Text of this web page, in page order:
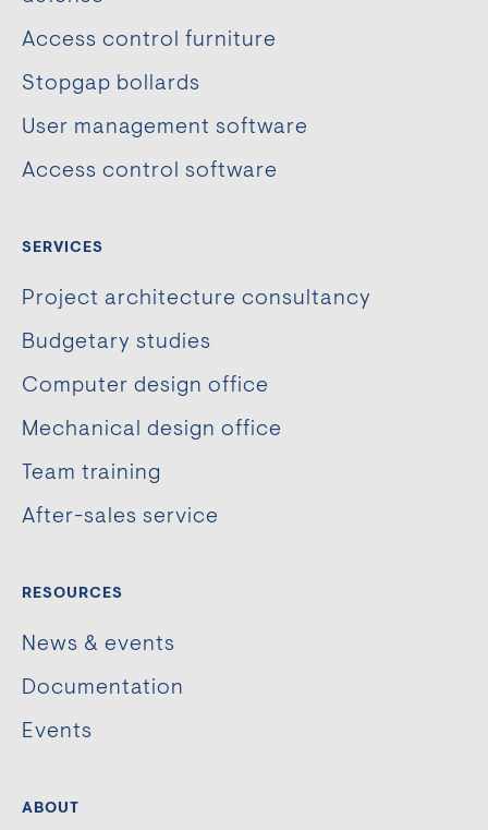
Access control furniture
Stopgap bollards
User management software
Access control software
SERVICES
Project architecture consultancy
Budgetary studies
Computer design office
Mechanical design office
Team training
After-sales service
RESOURCES
News & events
Documentation
Events
ABOUT